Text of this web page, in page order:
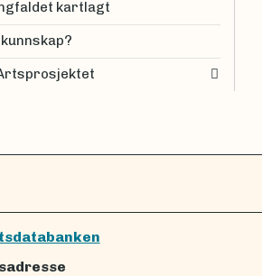
kartlagt